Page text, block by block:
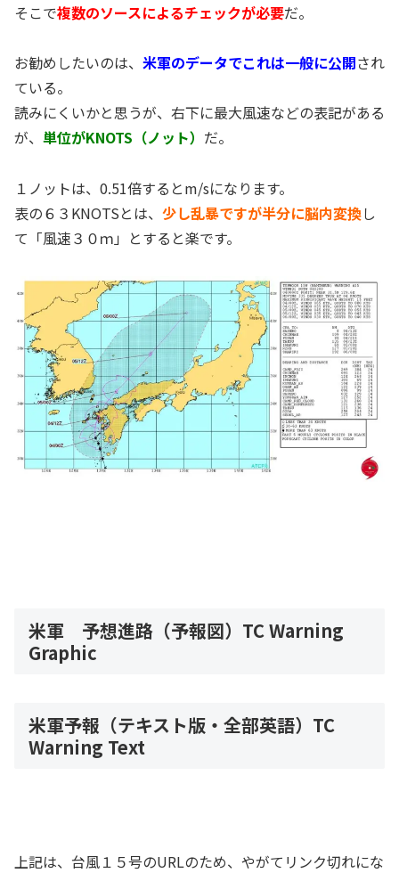
そこで複数のソースによるチェックが必要だ。
お勧めしたいのは、 米軍のデータでこれは一般に公開され
ている。
読みにくいかと思うが、右下に最大風速などの表記がある
が、 単位がKNOTS（ノット） だ。
１ノットは、0.51倍するとm/sになります。
表の６３KNOTSとは、 少し乱暴ですが半分に脳内変換し
て「風速３０ｍ」とすると楽です。
米軍 予想進路（予報図）TC Warning
Graphic
米軍予報（テキスト版・全部英語）TC
Warning Text
上記は、台風１５号のURLのため、やがてリンク切れにな